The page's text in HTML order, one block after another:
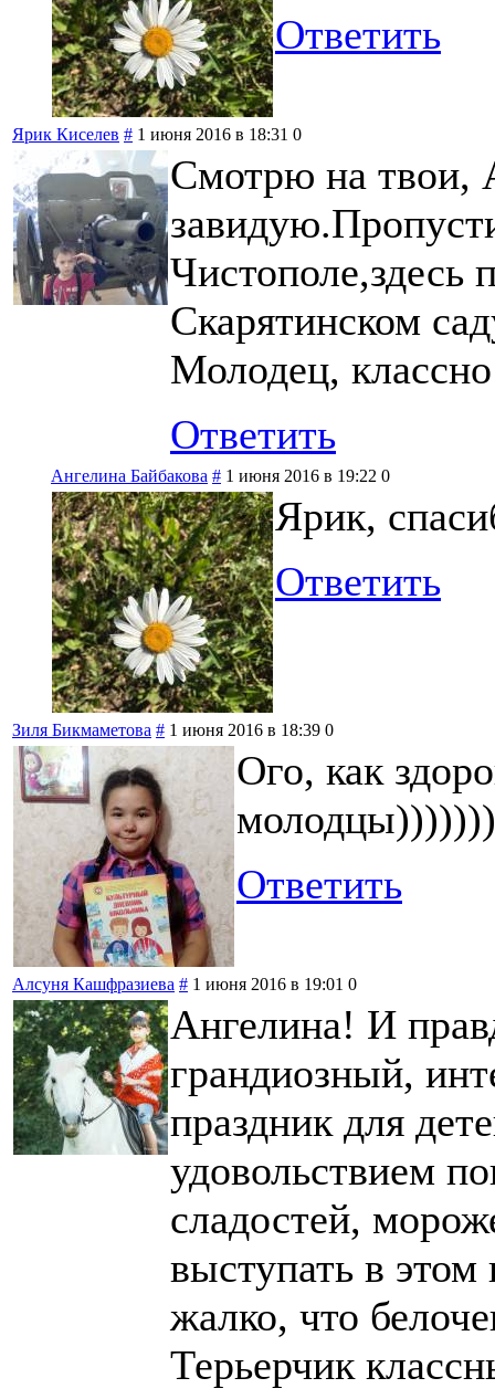
Ответить
Ярик Киселев # 1 июня 2016 в 18:31 0
Смотрю на твои,
Чистополе,здесь
Скарятинском
Молодец,
Ответить
Ангелина Байбакова # 1 июня 2016 в 19:22 0
Ярик,
Ответить
Зиля Бикмаметова # 1 июня 2016 в 18:39 0
Ого, как
Ответить
Алсуня Кашфразиева # 1 июня 2016 в 19:01 0
Ангелина! И
грандиозный,
праздник для
удовольствием
сладостей,
выступать в
жалко, что
Терьерчик